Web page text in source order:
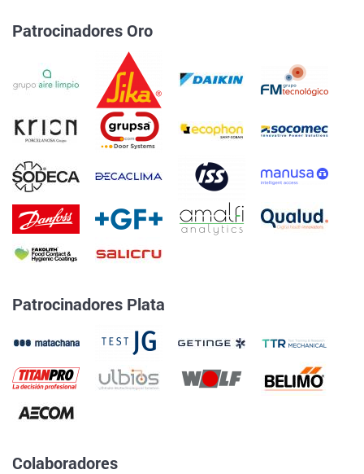
Patrocinadores Oro
Patrocinadores Plata
Colaboradores